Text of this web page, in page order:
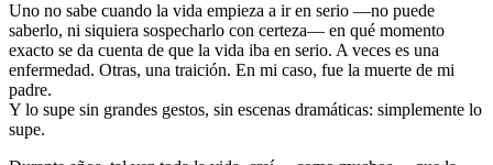
Uno no sabe cuando la vida empieza a ir en serio —no puede
saberlo, ni siquiera sospecharlo con certeza— en qué momento
exacto se da cuenta de que la vida iba en serio. A veces es una
enfermedad. Otras, una traición. En mi caso, fue la muerte de mi
padre.
Y lo supe sin grandes gestos, sin escenas dramáticas: simplemente lo
supe.